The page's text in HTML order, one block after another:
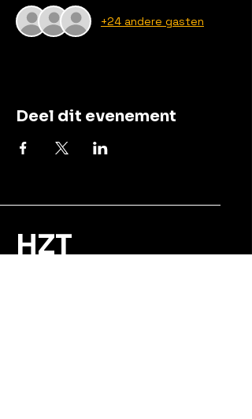
+24 andere gasten
Deel dit evenement
HZT